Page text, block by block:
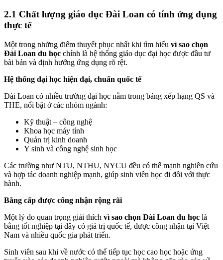
2.1 Chất lượng giáo dục Đài Loan có tính ứng dụng
thực tế
Một trong những điểm thuyết phục nhất khi tìm hiểu vì sao chọn
Đài Loan du học chính là hệ thống giáo dục đại học được đầu tư
bài bản và định hướng ứng dụng rõ rệt.
Hệ thống đại học hiện đại, chuẩn quốc tế
Đài Loan có nhiều trường đại học nằm trong bảng xếp hạng QS và
THE, nổi bật ở các nhóm ngành:
Kỹ thuật – công nghệ
Khoa học máy tính
Quản trị kinh doanh
Y sinh và công nghệ sinh học
Các trường như NTU, NTHU, NYCU đều có thế mạnh nghiên cứu
và hợp tác doanh nghiệp mạnh, giúp sinh viên học đi đôi với thực
hành.
Bằng cấp được công nhận rộng rãi
Một lý do quan trọng giải thích vì sao chọn Đài Loan du học là
bằng tốt nghiệp tại đây có giá trị quốc tế, được công nhận tại Việt
Nam và nhiều quốc gia phát triển.
Sinh viên sau khi về nước có thể tiếp tục học cao học hoặc ứng